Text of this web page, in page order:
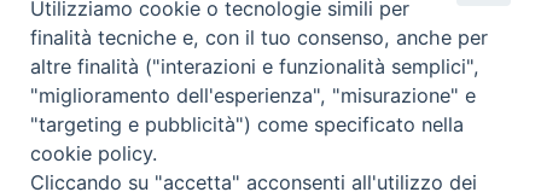
dalle 9.00 alle 12.30
tel. +39 0481 597628
archivio@arcidiocesi.gorizia.it
Ufficio Comunicazioni Sociali
Utilizziamo cookie o tecnologie simili per
finalità tecniche e, con il tuo consenso, anche per
altre finalità ("interazioni e funzionalità semplici",
"miglioramento dell'esperienza", "misurazione" e
"targeting e pubblicità") come specificato nella
cookie policy.
Cliccando su "accetta" acconsenti all'utilizzo dei